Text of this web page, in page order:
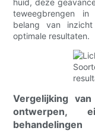
teweegbrengen
belang van
optimale resultaten.
Vergelijking
ontwerpen,
behandelingen